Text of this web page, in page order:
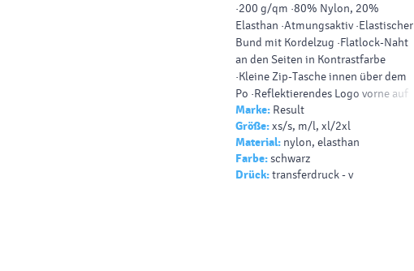
·200 g/qm ·80% Nylon, 20%
Elasthan ·Atmungsaktiv ·Elastischer
Bund mit Kordelzug ·Flatlock-Naht
an den Seiten in Kontrastfarbe
·Kleine Zip-Tasche innen über dem
Po ·Reflektierendes Logo vorne auf
linker Hüfte und hinten auf rechtem
Knöchel.
Marke: Result
Größe:xs/s, m/l, xl/2xl
Material: nylon, elasthan
Farbe:schwarz
Drück:transferdruck - v